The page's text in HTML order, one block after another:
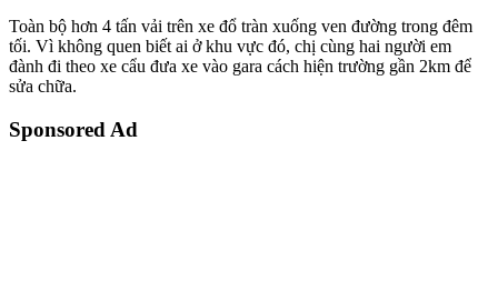
Toàn bộ hơn 4 tấn vải trên xe đổ tràn xuống ven đường trong đêm
tối. Vì không quen biết ai ở khu vực đó, chị cùng hai người em
đành đi theo xe cẩu đưa xe vào gara cách hiện trường gần 2km để
sửa chữa.
Sponsored Ad